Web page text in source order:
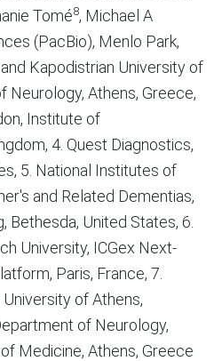
Tomé8, Michael A
(PacBio), Menlo Park,
Kapodistrian University of
Neurology, Athens, Greece,
Institute of
4. Quest Diagnostics,
5. National Institutes of
and Related Dementias,
Bethesda, United States, 6.
University, ICGex Next-
Paris, France, 7.
of Athens,
of Neurology,
Medicine, Athens, Greece